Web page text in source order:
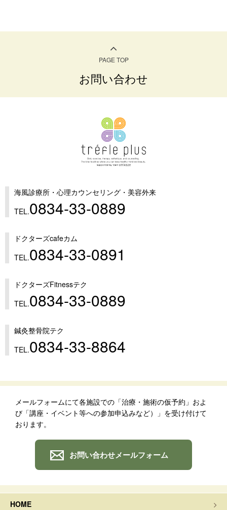
PAGE TOP
お問い合わせ
海風診療所・心理カウンセリング・美容外来
TEL.0834-33-0889
ドクターズcafeカム
TEL.0834-33-0891
ドクターズFitnessテク
TEL.0834-33-0889
鍼灸整骨院テク
TEL.0834-33-8864
メールフォームにて各施設での「治療・施術の仮予約」およ
び「講座・イベント等への参加申込みなど）」を受け付けて
おります。
お問い合わせメールフォーム
HOME